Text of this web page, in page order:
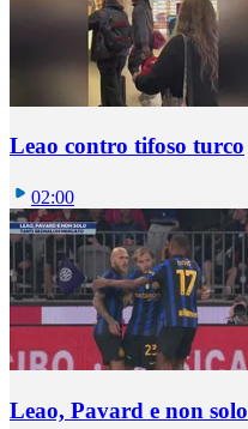
Leao contro tifoso turco
02:00
Leao, Pavard e non solo